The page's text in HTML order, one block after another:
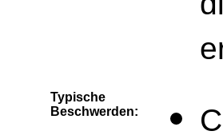
Typische
Beschwerden: